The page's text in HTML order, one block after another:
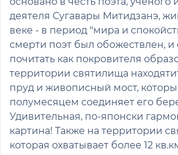
деятеля Сугавары Митидзанэ,
веке - в период "мира и
смерти поэт был обожествлен, и
почитать как покровителя
территории святилища
пруд и живописный мост,
полумесяцем соединяет его
Удивительная, по-японски
картина! Также на территории
которая охватывает более 12